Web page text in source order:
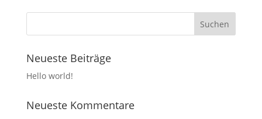
Neueste Beiträge
Hello world!
Neueste Kommentare